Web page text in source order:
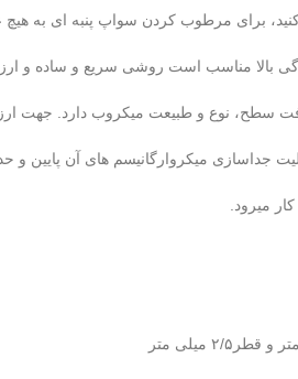
برای مرطوب کردن سواپ پنبه ای به هیچ
بالا مناسب است روشی سریع و ساده و
های آن پایین و حدود ۰/۱% است. سوآپ آزمایشگاهی برای نمونه
می­رود.